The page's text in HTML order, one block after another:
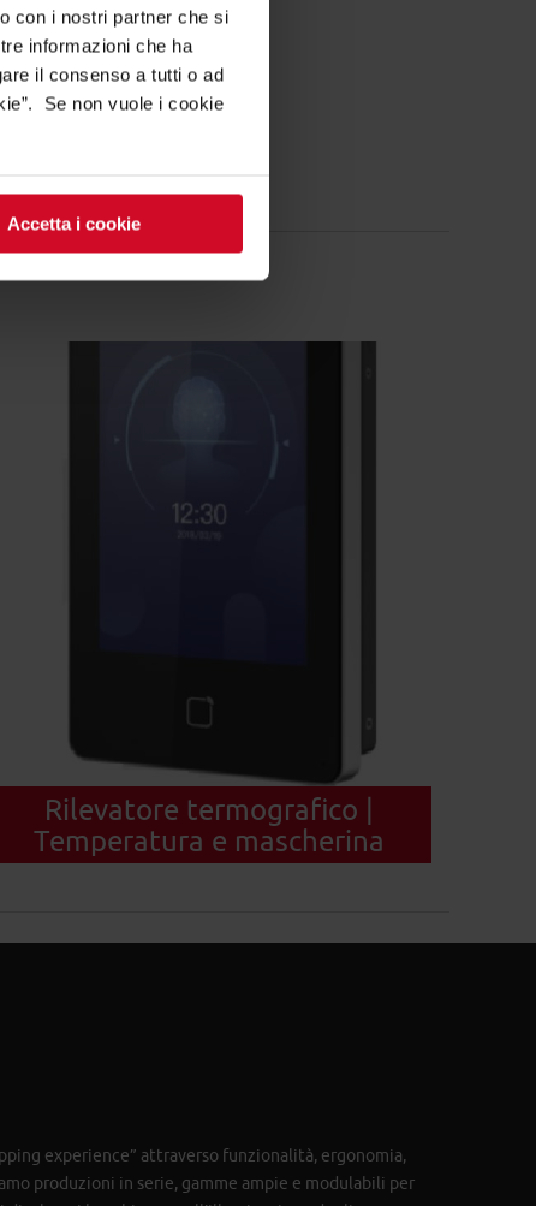
con i nostri partner che si
informazioni che ha
il consenso a tutti o ad
Se non vuole i cookie
Accetta i cookie
Rilevatore termografico |
Temperatura e mascherina
experience” attraverso funzionalità, ergonomia,
produzioni in serie, gamme ampie e modulabili per